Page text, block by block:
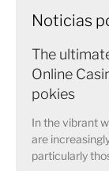
Noticias
The
Online
pokies
In the vibrant
are
particularly